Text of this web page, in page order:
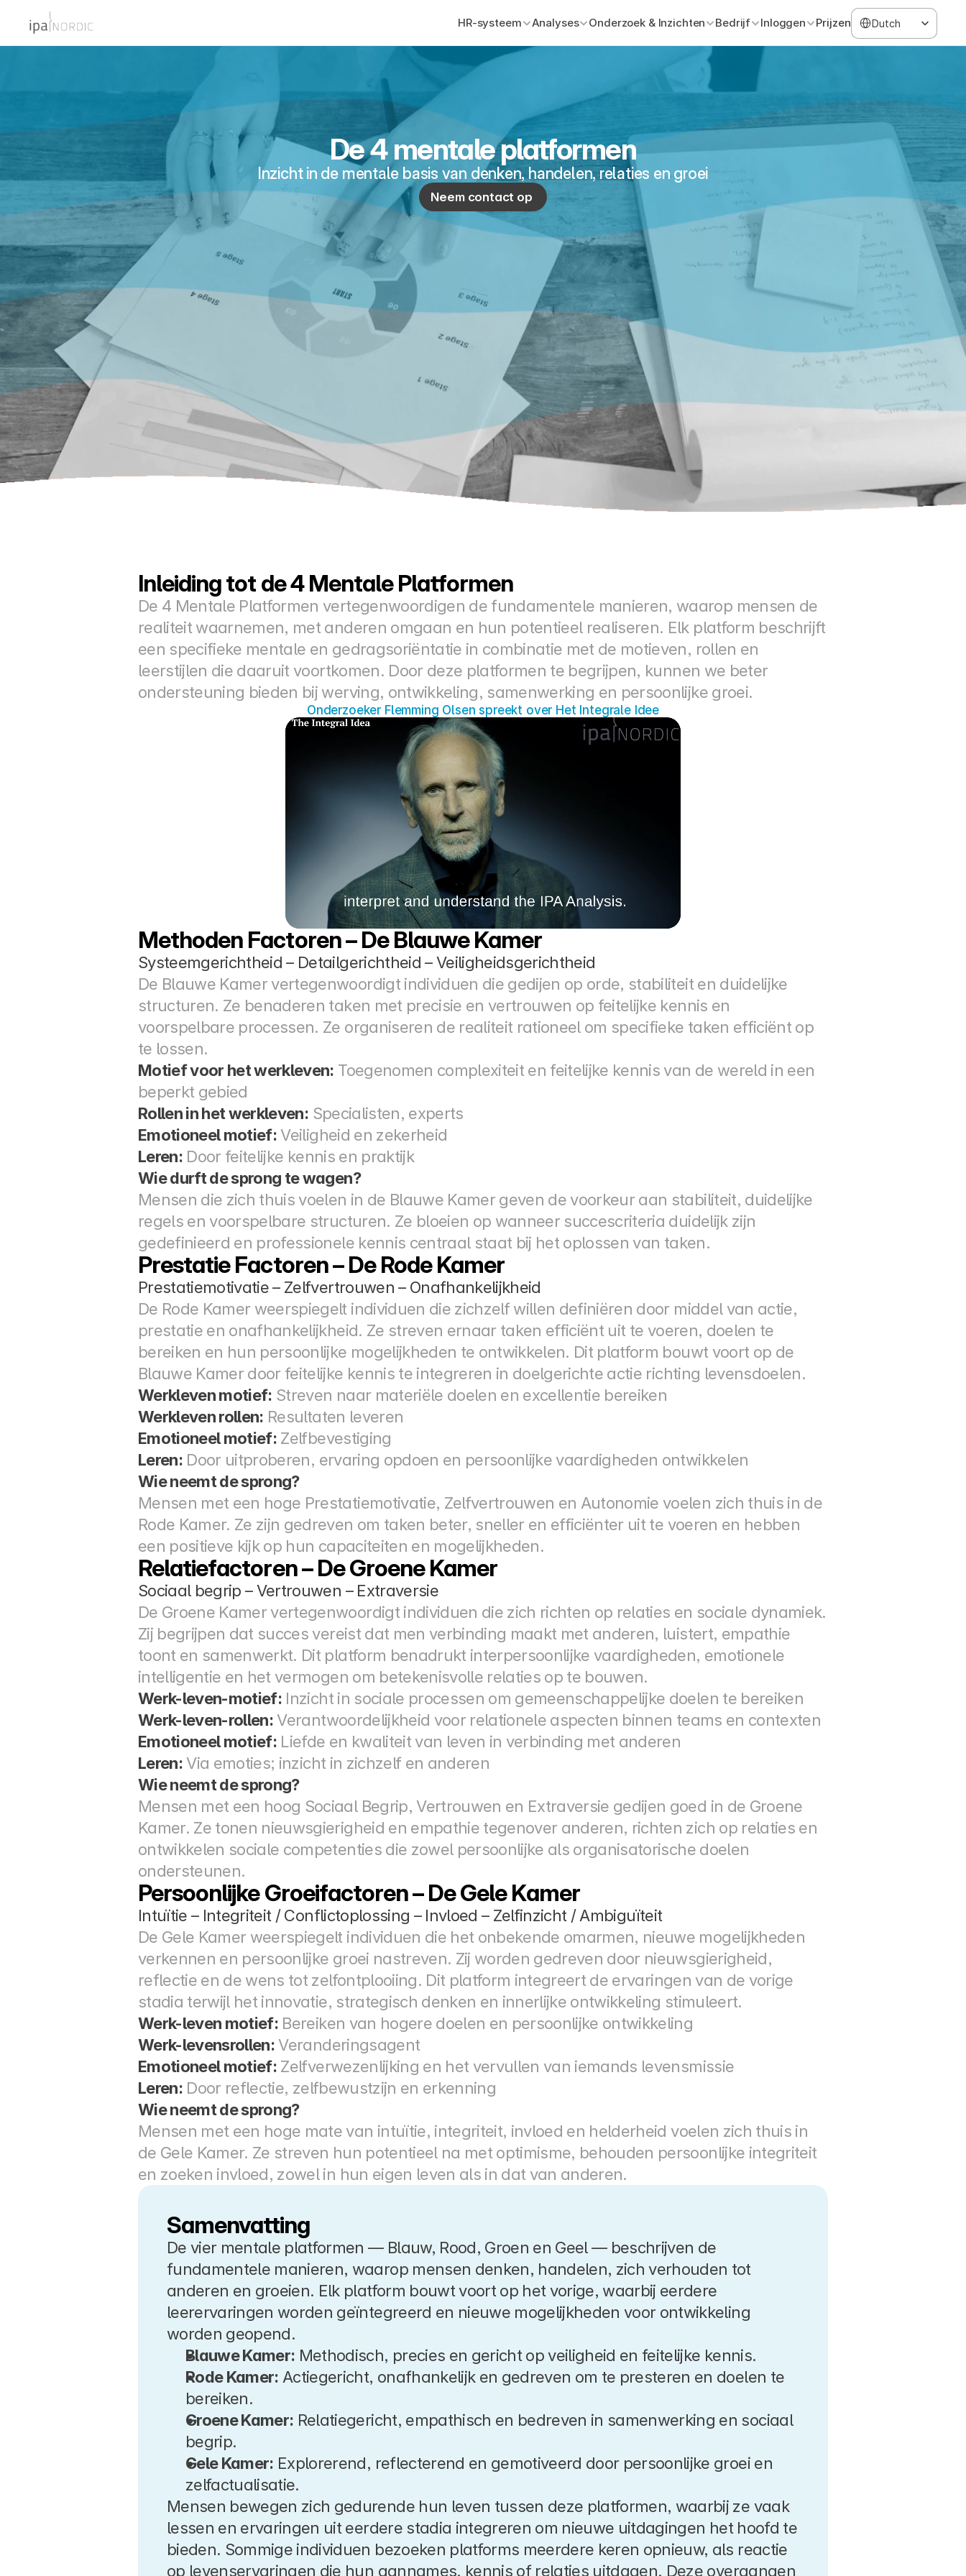
HR-systeem Analyses Onderzoek & Inzichten Bedrijf Inloggen Prijzen
Select Language
Dutch
De 4 mentale platformen
Inzicht in de mentale basis van denken, handelen, relaties en groei
Neem contact op
Inleiding tot de 4 Mentale Platformen
De 4 Mentale Platformen vertegenwoordigen de fundamentele manieren, waarop mensen de
realiteit waarnemen, met anderen omgaan en hun potentieel realiseren. Elk platform beschrijft
een specifieke mentale en gedragsoriëntatie in combinatie met de motieven, rollen en
leerstijlen die daaruit voortkomen. Door deze platformen te begrijpen, kunnen we beter
ondersteuning bieden bij werving, ontwikkeling, samenwerking en persoonlijke groei.
Onderzoeker Flemming Olsen spreekt over Het Integrale Idee
Methoden Factoren – De Blauwe Kamer
Systeemgerichtheid – Detailgerichtheid – Veiligheidsgerichtheid
De Blauwe Kamer vertegenwoordigt individuen die gedijen op orde, stabiliteit en duidelijke
structuren. Ze benaderen taken met precisie en vertrouwen op feitelijke kennis en
voorspelbare processen. Ze organiseren de realiteit rationeel om specifieke taken efficiënt op
te lossen.
Motief voor het werkleven: Toegenomen complexiteit en feitelijke kennis van de wereld in een
beperkt gebied
Rollen in het werkleven: Specialisten, experts
Emotioneel motief: Veiligheid en zekerheid
Leren: Door feitelijke kennis en praktijk
Wie durft de sprong te wagen?
Mensen die zich thuis voelen in de Blauwe Kamer geven de voorkeur aan stabiliteit, duidelijke
regels en voorspelbare structuren. Ze bloeien op wanneer succescriteria duidelijk zijn
gedefinieerd en professionele kennis centraal staat bij het oplossen van taken.
Prestatie Factoren – De Rode Kamer
Prestatiemotivatie – Zelfvertrouwen – Onafhankelijkheid
De Rode Kamer weerspiegelt individuen die zichzelf willen definiëren door middel van actie,
prestatie en onafhankelijkheid. Ze streven ernaar taken efficiënt uit te voeren, doelen te
bereiken en hun persoonlijke mogelijkheden te ontwikkelen. Dit platform bouwt voort op de
Blauwe Kamer door feitelijke kennis te integreren in doelgerichte actie richting levensdoelen.
Werkleven motief: Streven naar materiële doelen en excellentie bereiken
Werkleven rollen: Resultaten leveren
Emotioneel motief: Zelfbevestiging
Leren: Door uitproberen, ervaring opdoen en persoonlijke vaardigheden ontwikkelen
Wie neemt de sprong?
Mensen met een hoge Prestatiemotivatie, Zelfvertrouwen en Autonomie voelen zich thuis in de
Rode Kamer. Ze zijn gedreven om taken beter, sneller en efficiënter uit te voeren en hebben
een positieve kijk op hun capaciteiten en mogelijkheden.
Relatiefactoren – De Groene Kamer
Sociaal begrip – Vertrouwen – Extraversie
De Groene Kamer vertegenwoordigt individuen die zich richten op relaties en sociale dynamiek.
Zij begrijpen dat succes vereist dat men verbinding maakt met anderen, luistert, empathie
toont en samenwerkt. Dit platform benadrukt interpersoonlijke vaardigheden, emotionele
intelligentie en het vermogen om betekenisvolle relaties op te bouwen.
Werk-leven-motief: Inzicht in sociale processen om gemeenschappelijke doelen te bereiken
Werk-leven-rollen: Verantwoordelijkheid voor relationele aspecten binnen teams en contexten
Emotioneel motief: Liefde en kwaliteit van leven in verbinding met anderen
Leren: Via emoties; inzicht in zichzelf en anderen
Wie neemt de sprong?
Mensen met een hoog Sociaal Begrip, Vertrouwen en Extraversie gedijen goed in de Groene
Kamer. Ze tonen nieuwsgierigheid en empathie tegenover anderen, richten zich op relaties en
ontwikkelen sociale competenties die zowel persoonlijke als organisatorische doelen
ondersteunen.
Persoonlijke Groeifactoren – De Gele Kamer
Intuïtie – Integriteit / Conflictoplossing – Invloed – Zelfinzicht / Ambiguïteit
De Gele Kamer weerspiegelt individuen die het onbekende omarmen, nieuwe mogelijkheden
verkennen en persoonlijke groei nastreven. Zij worden gedreven door nieuwsgierigheid,
reflectie en de wens tot zelfontplooiing. Dit platform integreert de ervaringen van de vorige
stadia terwijl het innovatie, strategisch denken en innerlijke ontwikkeling stimuleert.
Werk-leven motief: Bereiken van hogere doelen en persoonlijke ontwikkeling
Werk-levensrollen: Veranderingsagent
Emotioneel motief: Zelfverwezenlijking en het vervullen van iemands levensmissie
Leren: Door reflectie, zelfbewustzijn en erkenning
Wie neemt de sprong?
Mensen met een hoge mate van intuïtie, integriteit, invloed en helderheid voelen zich thuis in
de Gele Kamer. Ze streven hun potentieel na met optimisme, behouden persoonlijke integriteit
en zoeken invloed, zowel in hun eigen leven als in dat van anderen.
Samenvatting
De vier mentale platformen — Blauw, Rood, Groen en Geel — beschrijven de
fundamentele manieren, waarop mensen denken, handelen, zich verhouden tot
anderen en groeien. Elk platform bouwt voort op het vorige, waarbij eerdere
leerervaringen worden geïntegreerd en nieuwe mogelijkheden voor ontwikkeling
worden geopend.
Blauwe Kamer: Methodisch, precies en gericht op veiligheid en feitelijke kennis.
Rode Kamer: Actiegericht, onafhankelijk en gedreven om te presteren en doelen te
bereiken.
Groene Kamer: Relatiegericht, empathisch en bedreven in samenwerking en sociaal
begrip.
Gele Kamer: Explorerend, reflecterend en gemotiveerd door persoonlijke groei en
zelfactualisatie.
Mensen bewegen zich gedurende hun leven tussen deze platformen, waarbij ze vaak
lessen en ervaringen uit eerdere stadia integreren om nieuwe uitdagingen het hoofd te
bieden. Sommige individuen bezoeken platforms meerdere keren opnieuw, als reactie
op levenservaringen die hun aannames, kennis of relaties uitdagen. Deze overgangen